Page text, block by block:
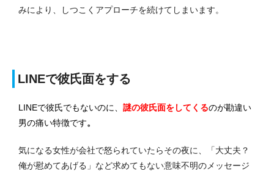
みにより、しつこくアプローチを続けてしまいます。
LINEで彼氏面をする
LINEで彼氏でもないのに、 謎の彼氏面をしてくるのが勘違い
男の痛い特徴です。
気になる女性が会社で怒られていたらその夜に、「大丈夫？
俺が慰めてあげる」など求めてもない意味不明のメッセージ